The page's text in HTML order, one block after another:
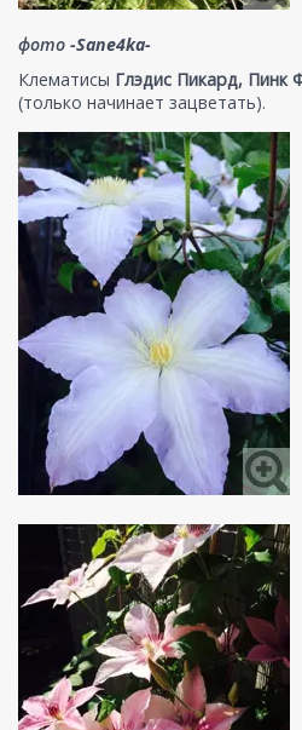
фото -Sane4ka-
Клематисы Глэдис Пикард, Пинк
(только начинает зацветать).